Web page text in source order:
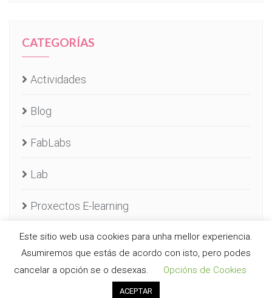
CATEGORÍAS
Actividades
Blog
FabLabs
Lab
Proxectos E-learning
Servizos E-learning
Uncategorized
Este sitio web usa cookies para unha mellor experiencia.
Asumiremos que estás de acordo con isto, pero podes
cancelar a opción se o desexas.
Opcións de Cookies
ACEPTAR